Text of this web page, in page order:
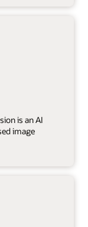
is an AI
image